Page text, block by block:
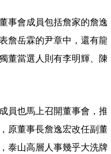
事會成員包括詹家的詹逸
詹岳霖的尹章中，還有龍
董當選人則有李明輝、陳
員也馬上召開董事會，推
原董事長詹逸宏改任副董
泰山高層人事幾乎大洗牌